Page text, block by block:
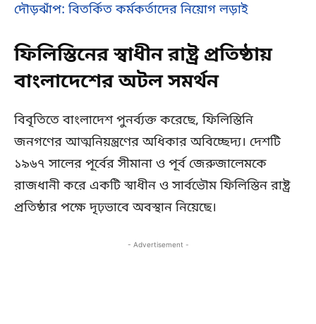
দৌড়ঝাঁপ: বিতর্কিত কর্মকর্তাদের নিয়োগ লড়াই
ফিলিস্তিনের স্বাধীন রাষ্ট্র প্রতিষ্ঠায়
বাংলাদেশের অটল সমর্থন
বিবৃতিতে বাংলাদেশ পুনর্ব্যক্ত করেছে, ফিলিস্তিনি
জনগণের আত্মনিয়ন্ত্রণের অধিকার অবিচ্ছেদ্য। দেশটি
১৯৬৭ সালের পূর্বের সীমানা ও পূর্ব জেরুজালেমকে
রাজধানী করে একটি স্বাধীন ও সার্বভৌম ফিলিস্তিন রাষ্ট্র
প্রতিষ্ঠার পক্ষে দৃঢ়ভাবে অবস্থান নিয়েছে।
- Advertisement -